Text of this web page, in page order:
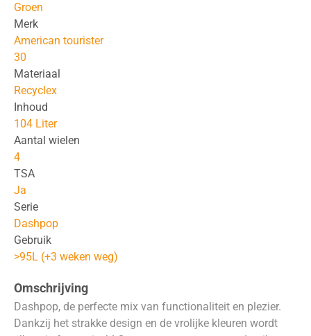
Groen
Merk
American tourister
30
Materiaal
Recyclex
Inhoud
104 Liter
Aantal wielen
4
TSA
Ja
Serie
Dashpop
Gebruik
>95L (+3 weken weg)
Omschrijving
Dashpop, de perfecte mix van functionaliteit en plezier.
Dankzij het strakke design en de vrolijke kleuren wordt